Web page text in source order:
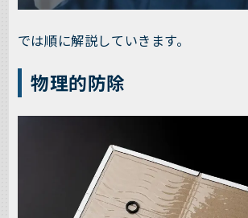
では順に解説していきます。
物理的防除